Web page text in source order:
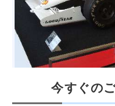
今すぐの